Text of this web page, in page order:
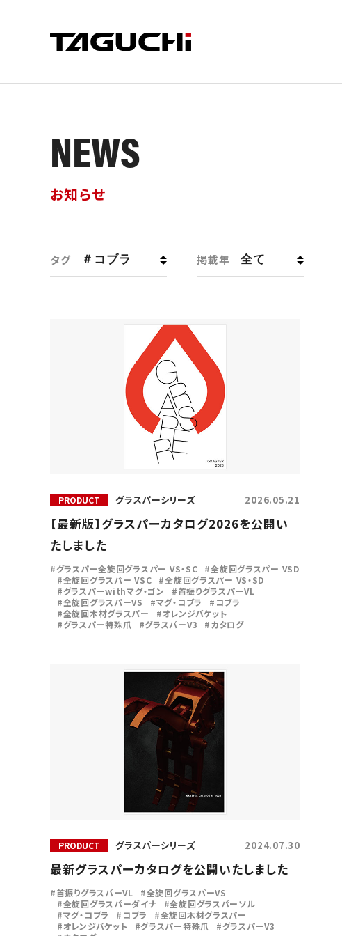
PRODUCT
製品情報
クラッシャー
COMPANY
企業情報
SUPPORT
サポート
NEWS
お知らせ
タグ 掲載年
PRODUCT グラスパーシリーズ 2026.05.21
【最新版】グラスパーカタログ2026を公開い
たしました
グラスパー全旋回グラスパー VS・SC
全旋回グラスパー VSD
全旋回グラスパー VSC
全旋回グラスパー VS・SD
グラスパーwithマグ・ゴン
首振りグラスパーVL
全旋回グラスパーVS
マグ・コブラ
コブラ
全旋回木材グラスパー
オレンジバケット
グラスパー特殊爪
グラスパーV3 カタログ
PRODUCT グラスパーシリーズ 2024.07.30
最新グラスパーカタログを公開いたしました
首振りグラスパーVL
全旋回グラスパーVS
全旋回グラスパーダイナ
全旋回グラスパーソル
マグ・コブラ
コブラ
全旋回木材グラスパー
オレンジバケット
グラスパー特殊爪
グラスパーV3